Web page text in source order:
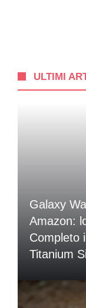
ULTIMI
Galaxy
Amazon:
Completo
Titanium